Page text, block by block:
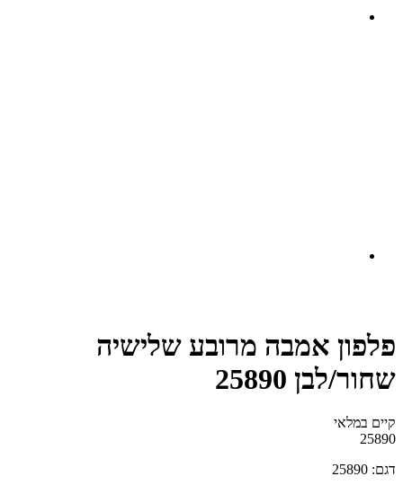
פלפון אמבה מרובע שלישיה
שחור/לבן 25890
קיים במלאי‬
25890
דגם: 25890